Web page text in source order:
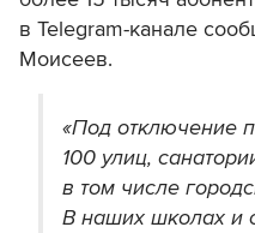
в Telegram-канале
Моисеев.
«Под отключение
100 улиц,
в том числе
В наших школах и